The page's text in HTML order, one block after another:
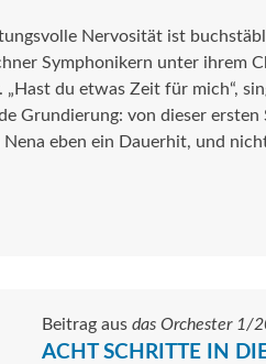
Nervosität ist
Symphonikern unter ihrem
du etwas Zeit für mich“,
Grundierung: von dieser ersten
Nena eben ein Dauerhit, und
Beitrag ausdas Orchester 1/
ACHT SCHRITTE IN